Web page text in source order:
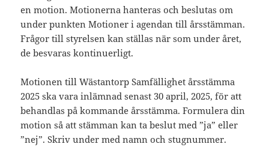
en motion. Motionerna hanteras och beslutas om
under punkten Motioner i agendan till årsstämman.
Frågor till styrelsen kan ställas när som under året,
de besvaras kontinuerligt.
Motionen till Wästantorp Samfällighet årsstämma
2025 ska vara inlämnad senast 30 april, 2025, för att
behandlas på kommande årsstämma. Formulera din
motion så att stämman kan ta beslut med ”ja” eller
”nej”. Skriv under med namn och stugnummer.